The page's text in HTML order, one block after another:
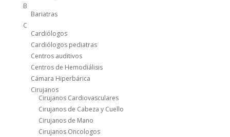
B
Bariatras
C
Cardiólogos
Cardiólogos pediatras
Centros auditivos
Centros de Hemodiálisis
Cámara Hiperbárica
Cirujanos
Cirujanos Cardiovasculares
Cirujanos de Cabeza y Cuello
Cirujanos de Mano
Cirujanos Oncologos